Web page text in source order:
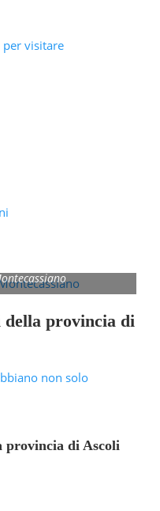
visitare
provincia di
non solo
provincia di Ascoli